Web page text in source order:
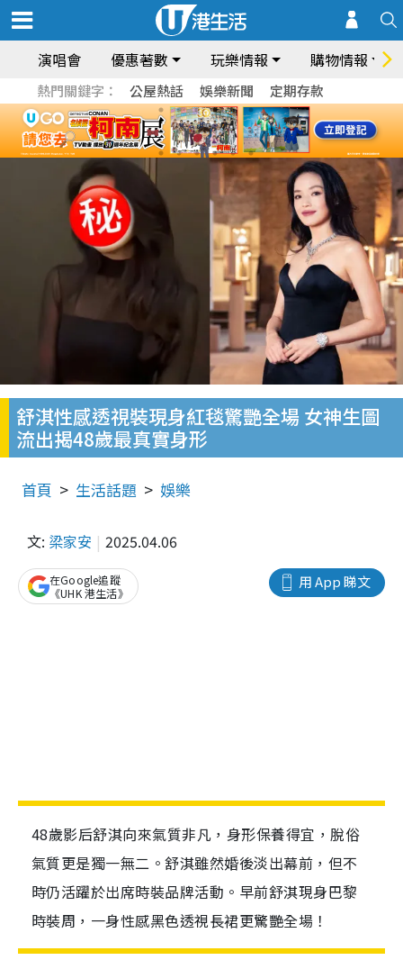
演唱會 優惠著數 玩樂情報 購物情報
熱門關鍵字： 公屋熱話 娛樂新聞 定期存款
舒淇性感透視裝現身紅毯驚艷全場 女神生圖
流出揭48歲最真實身形
首頁 生活話題 娛樂
文: 梁家安 2025.04.06
用 App 睇文
在Google追蹤
《UHK 港生活》
48歲影后舒淇向來氣質非凡，身形保養得宜，脫俗
氣質更是獨一無二。舒淇雖然婚後淡出幕前，但不
時仍活躍於出席時裝品牌活動。早前舒淇現身巴黎
時裝周，一身性感黑色透視長裙更驚艷全場！